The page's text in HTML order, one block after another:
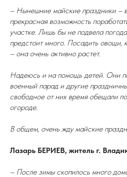
– Нынешние майские праздники –
прекрасная возможность
участке. Лишь бы не подвела
предстоит много. Посадить овощи,
– она очень активно растет.
Надеюсь и на помощь детей. Они
военный парад и другие
свободное от них время обещали
огороде.
В общем, очень жду майские
Лазарь БЕРИЕВ, житель г.
– После зимы скопилось много